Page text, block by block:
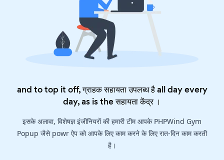
and to top it off, ग्राहक सहायता उपलब्ध है all day every
day, as is theसहायता केंद्र।
इसके अलावा, विशेषज्ञ इंजीनियरों की हमारी टीम आपके PHPWind Gym
Popup जैसे powr ऐप को आपके लिए काम करने के लिए रात-दिन काम करती
है।